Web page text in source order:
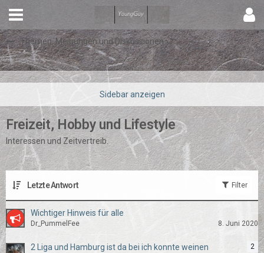
Themen, Meinungen und Diskussionen
Freizeit, Hobby und Lifestyle
Interessen und Zeitvertreib.
Letzte Antwort Filter
Wichtiger Hinweis für alle
Dr_PummelFee 8. Juni 2020
2 Liga und Hamburg ist da bei ich konnte weinen
2